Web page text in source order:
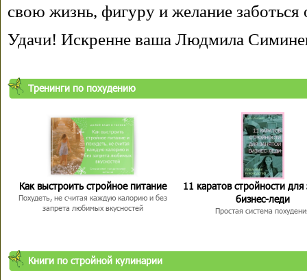
свою жизнь, фигуру и желание заботься
Удачи! Искренне ваша Людмила
Тренинги по похудению
Как выстроить стройное питание
Похудеть, не считая каждую калорию и без
запрета любимых вкусностей
11 каратов стройности для
бизнес-леди
Простая система
Книги по стройной кулинарии